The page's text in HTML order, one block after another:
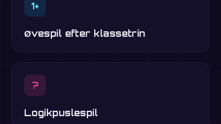
1+
Øvespil efter klassetrin
?
Logikpuslespil